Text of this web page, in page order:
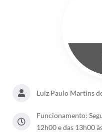
Luiz Paulo Martins
Funcionamento:
12h00 e das 13h00